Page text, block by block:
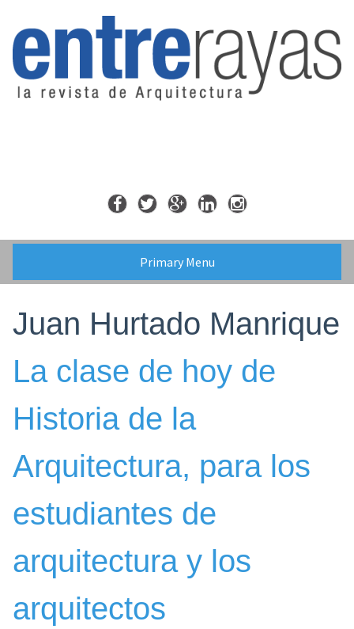
content
Primary Menu
Juan Hurtado Manrique
La clase de hoy de
Historia de la
Arquitectura, para los
estudiantes de
arquitectura y los
arquitectos